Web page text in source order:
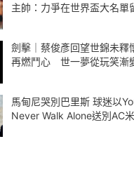
主帥：力爭在世界盃大名單
劍擊｜蔡俊彥回望世錦未
再燃鬥心 世一夢從玩笑漸
馬甸尼哭別巴里斯 球迷以
Never Walk Alone送別AC